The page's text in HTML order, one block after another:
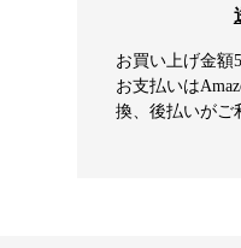
お買い上げ金額
お支払いは
換、後払いがご